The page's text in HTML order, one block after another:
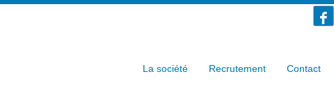
La société Recrutement Contact